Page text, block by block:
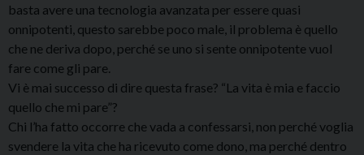
basta avere una tecnologia avanzata per essere quasi
onnipotenti, questo sarebbe poco male, il problema è quello
che ne deriva dopo, perché se uno si sente onnipotente vuol
fare come gli pare.
Vi è mai successo di dire questa frase? “La vita è mia e faccio
quello che mi pare”?
Chi l’ha fatto occorre che vada a confessarsi, non perché voglia
svendere la vita che ha ricevuto come dono, ma perché dentro